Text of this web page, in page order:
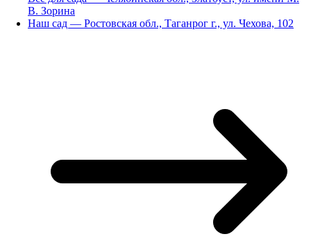
В. Зорина
Наш сад — Ростовская обл., Таганрог г., ул. Чехова, 102